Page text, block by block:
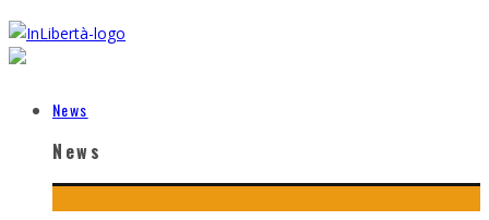
News
News